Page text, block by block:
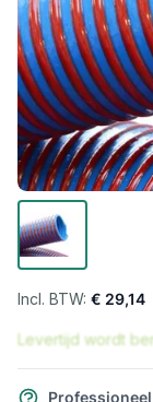
€ 29,14
Levertijd wordt